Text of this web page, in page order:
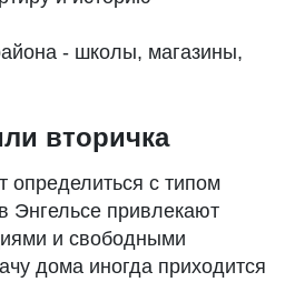
- школы, магазины,
вторичка
определиться с типом
Энгельсе привлекают
и свободными
дома иногда приходится